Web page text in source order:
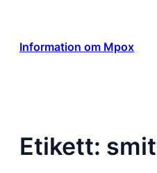
innehåll
Information om Mpox
Etikett: